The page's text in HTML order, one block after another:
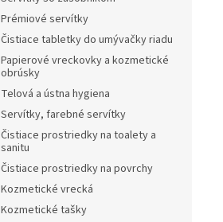
Prémiové servítky
Čistiace tabletky do umývačky riadu
Papierové vreckovky a kozmetické
obrúsky
Telová a ústna hygiena
Servítky, farebné servítky
Čistiace prostriedky na toalety a
sanitu
Čistiace prostriedky na povrchy
Kozmetické vrecká
Kozmetické tašky